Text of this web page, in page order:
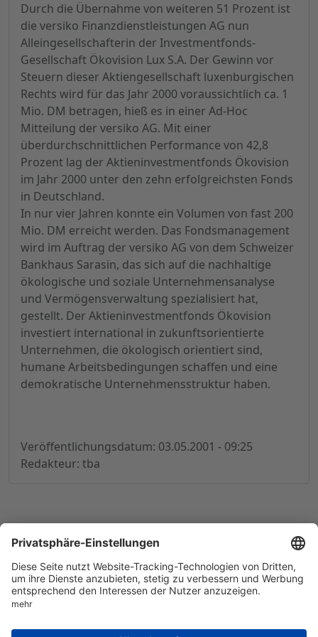
Durch die Übernahme von weiteren 51 Prozent ist
die versiko Finanzdienstleistungen AG nun
Alleingesellschafterin der Investmentfonds-
Gesellschaft Ökovision Lux S.A. Der Gewinn vor
Steuern dieser Aktiengesellschaft luxenburgischen
Rechts wird für das Jahr 2000 voraussichtlich ca. 1
Mio. DM betragen, hieß es in einer Ad-Hoc
Mitteilung der versiko AG. Mit einer
überdurchschnittlichen Performance von 42,8
Prozent lag der Aktieninvestmentfonds Ökovision
im Jahr 2000 unter den zehn erfolgreichsten Fonds
in Deutschland.
In nur vier Jahren konnte ein Volumen von fast 200
Mio. DM erreicht werden. Das Fondsmanagement
wird im Auftrag der versiko AG von dem Schweizer
Bankhaus Sarasin, das sich auf die nachhaltige
ökologische und soziale Unternehmensanalyse
und Vermögensverwaltung spezialisiert hat,
gestellt. Der Aktieninvestmentfonds Ökovision
investiert international in zukunftsorientierte
Unternehmen, die ökologisch orientiert sind,
humane Arbeitsbedingungen schaffen und eine
demokratische Unternehmensstruktur haben.
Veröffentlichungsdatum: 03.05.2001 - 09:25
Redakteur: tba
© 1998-2026by GSC Research GmbH
Datenschutz